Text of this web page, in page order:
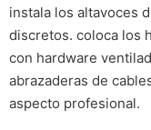
instala los altavoces
discretos. coloca los
con hardware
abrazaderas de
aspecto profesional.